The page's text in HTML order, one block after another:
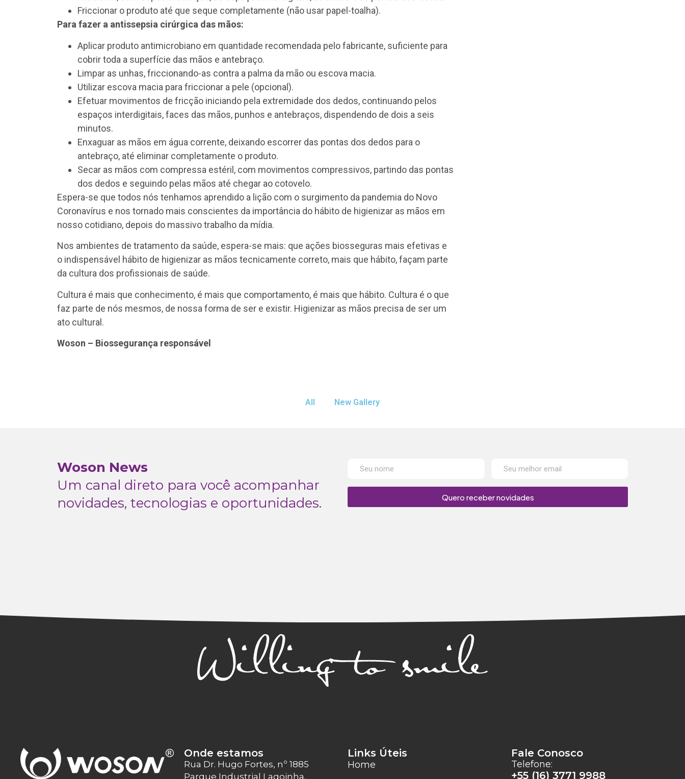
Friccionar o produto até que seque completamente (não usar papel-toalha).
Para fazer a antissepsia cirúrgica das mãos:
Aplicar produto antimicrobiano em quantidade recomendada pelo fabricante, suficiente para
cobrir toda a superfície das mãos e antebraço.
Limpar as unhas, friccionando-as contra a palma da mão ou escova macia.
Utilizar escova macia para friccionar a pele (opcional).
Efetuar movimentos de fricção iniciando pela extremidade dos dedos, continuando pelos
espaços interdigitais, faces das mãos, punhos e antebraços, dispendendo de dois a seis
minutos.
Enxaguar as mãos em água corrente, deixando escorrer das pontas dos dedos para o
antebraço, até eliminar completamente o produto.
Secar as mãos com compressa estéril, com movimentos compressivos, partindo das pontas
dos dedos e seguindo pelas mãos até chegar ao cotovelo.
Espera-se que todos nós tenhamos aprendido a lição com o surgimento da pandemia do Novo
Coronavírus e nos tornado mais conscientes da importância do hábito de higienizar as mãos em
nosso cotidiano, depois do massivo trabalho da mídia.
Nos ambientes de tratamento da saúde, espera-se mais: que ações biosseguras mais efetivas e
o indispensável hábito de higienizar as mãos tecnicamente correto, mais que hábito, façam parte
da cultura dos profissionais de saúde.
Cultura é mais que conhecimento, é mais que comportamento, é mais que hábito. Cultura é o que
faz parte de nós mesmos, de nossa forma de ser e existir. Higienizar as mãos precisa de ser um
ato cultural.
Woson – Biossegurança responsável
All New Gallery
Woson News
Um canal direto para você acompanhar
novidades, tecnologias e oportunidades.
Quero receber novidades
Onde estamos
Rua Dr. Hugo Fortes, nº 1885
Parque Industrial Lagoinha,
Links Úteis
Home
Fale Conosco
Telefone:
+55 (16) 3771 9988